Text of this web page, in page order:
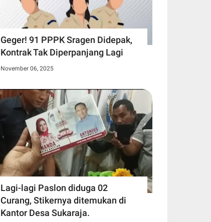
Geger! 91 PPPK Sragen Didepak,
Kontrak Tak Diperpanjang Lagi
November 06, 2025
Lagi-lagi Paslon diduga 02
Curang, Stikernya ditemukan di
Kantor Desa Sukaraja.